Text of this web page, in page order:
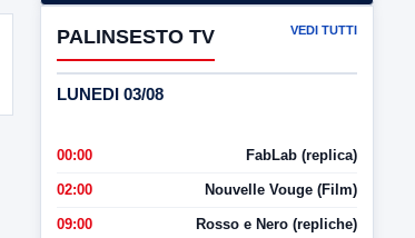
PALINSESTO TV VEDI TUTTI
LUNEDI 03/08
00:00 FabLab (replica)
02:00 Nouvelle Vouge (Film)
09:00 Rosso e Nero (repliche)